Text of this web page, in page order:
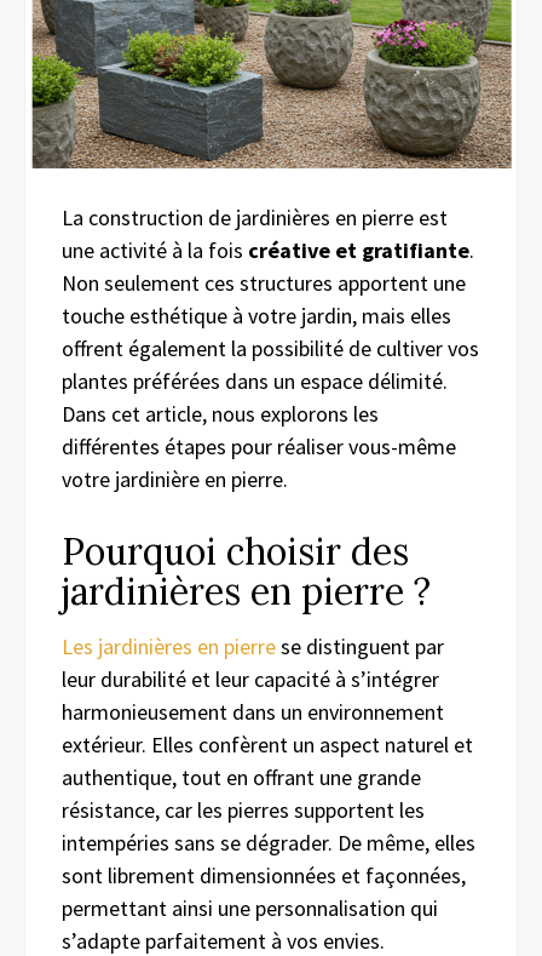
La construction de jardinières en pierre est
une activité à la fois créative et gratifiante.
Non seulement ces structures apportent une
touche esthétique à votre jardin, mais elles
offrent également la possibilité de cultiver vos
plantes préférées dans un espace délimité.
Dans cet article, nous explorons les
différentes étapes pour réaliser vous-même
votre jardinière en pierre.
Pourquoi choisir des
jardinières en pierre ?
Les jardinières en pierrese distinguent par
leur durabilité et leur capacité à s’intégrer
harmonieusement dans un environnement
extérieur. Elles confèrent un aspect naturel et
authentique, tout en offrant une grande
résistance, car les pierres supportent les
intempéries sans se dégrader. De même, elles
sont librement dimensionnées et façonnées,
permettant ainsi une personnalisation qui
s’adapte parfaitement à vos envies.